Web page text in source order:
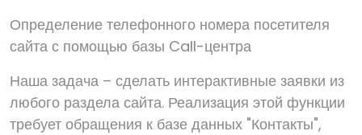
Определение телефонного номера посетителя
сайта с помощью базы Call-центра
Наша задача – сделать интерактивные заявки из
любого раздела сайта. Реализация этой функции
требует обращения к базе данных "Контакты",